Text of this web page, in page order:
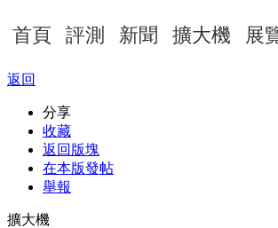
首頁 評測 新聞 擴大機 展
返回
分享
收藏
返回版塊
在本版發帖
舉報
擴大機